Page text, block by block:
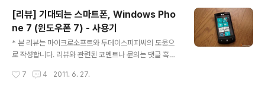
부분들이 몇 가지 있습니다. 볼륨키 속에 감춰둔 진동 버튼 (볼륨을 조절하면 스크린
한 쪽에 진동버튼이 나타남) 키보드 종류별로 다른 입력음 (영문, 숫자, 특수문자 등
이 다른 소리를 냄) 적절히 강조한 애니메이션 (애니메이션 효과를 통해 사용자의 다
음 액션을 이끌어냄) 이런 부분들을 보고 있노라면..
[리뷰] 기대되는 스마트폰, Windows Pho
ne 7 (윈도우폰 7) - 사용기
* 본 리뷰는 마이크로소프트와 투데이스피피씨의 도움으
로 작성합니다. 리뷰와 관련된 코멘트나 문의는 댓글 혹은
시작하며... 불과 2-3년 전만 해도 생소했던 "스마트폰"이
7 4 2011. 6. 27.